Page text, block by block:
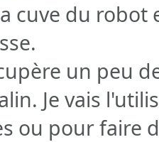
cuve du
un peu
Je vais
ou pour faire